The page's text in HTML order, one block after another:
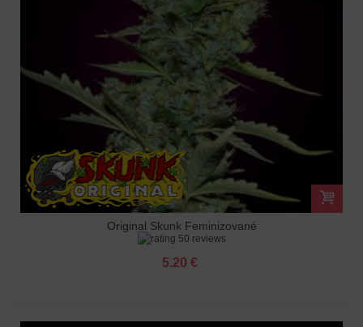
Original Skunk Feminizované
50 reviews
5.20 €